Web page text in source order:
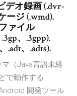
デオ録画 (.dvr-
ージ (.wmd).
ァイル
、.3gpp).
.adt、.adts).
（Java言語未経
で動作する
開発ツール